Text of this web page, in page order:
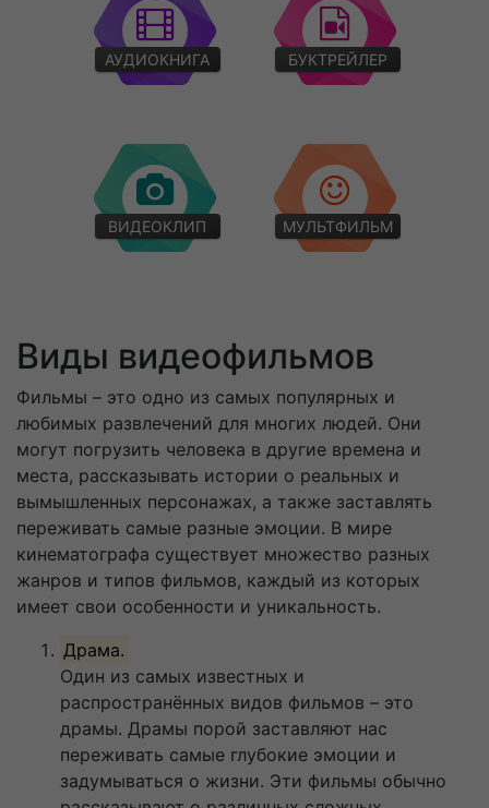
АУДИОКНИГА БУКТРЕЙЛЕР
ВИДЕОКЛИП МУЛЬТФИЛЬМ
Виды видеофильмов
Фильмы – это одно из самых популярных и
любимых развлечений для многих людей. Они
могут погрузить человека в другие времена и
места, рассказывать истории о реальных и
вымышленных персонажах, а также заставлять
переживать самые разные эмоции. В мире
кинематографа существует множество разных
жанров и типов фильмов, каждый из которых
имеет свои особенности и уникальность.
Драма.
Один из самых известных и
распространённых видов фильмов – это
драмы. Драмы порой заставляют нас
переживать самые глубокие эмоции и
задумываться о жизни. Эти фильмы обычно